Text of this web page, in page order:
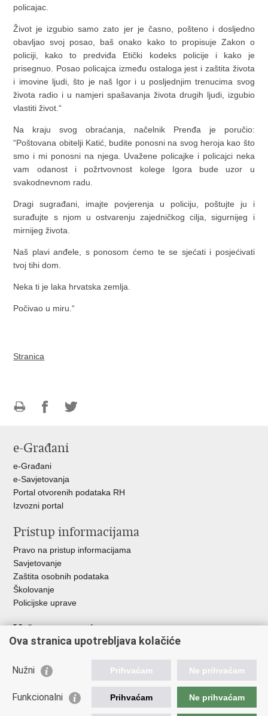
policajac.
Život je izgubio samo zato jer je časno, pošteno i dosljedno
obavljao svoj posao, baš onako kako to propisuje Zakon o
policiji, kako to predviđa Etički kodeks policije i kako je
prisegnuo. Posao policajca između ostaloga jest i zaštita života
i imovine ljudi, što je naš Igor i u posljednjim trenucima svog
života radio i u namjeri spašavanja života drugih ljudi, izgubio
vlastiti život.“
Na kraju svog obraćanja, načelnik Prenđa je poručio:
“Poštovana obitelji Katić, budite ponosni na svog heroja kao što
smo i mi ponosni na njega. Uvažene policajke i policajci neka
vam odanost i požrtvovnost kolege Igora bude uzor u
svakodnevnom radu.
Dragi sugrađani, imajte povjerenja u policiju, poštujte ju i
surađujte s njom u ostvarenju zajedničkog cilja, sigurnijeg i
mirnijeg života.
Naš plavi anđele, s ponosom ćemo te se sjećati i posjećivati
tvoj tihi dom.
Neka ti je laka hrvatska zemlja.
Počivao u miru.“
Stranica
FacebookuTwitteru
e-Građani
e-Građani
e-Savjetovanja
Portal otvorenih podataka RH
Izvozni portal
Pristup informacijama
Pravo na pristup informacijama
Savjetovanje
Zaštita osobnih podataka
Školovanje
Policijske uprave
Važne poveznice
Ministarstvo unutarnjih poslova
Muzej policije
Centar za mentalno zdravlje
Ova stranica upotrebljava kolačiće
Nužni Prihvaćam Ne prihvaćam
Funkcionalni Prihvaćam Ne prihvaćam